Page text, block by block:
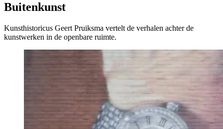
Buitenkunst
Kunsthistoricus Geert Pruiksma vertelt de verhalen achter de
kunstwerken in de openbare ruimte.